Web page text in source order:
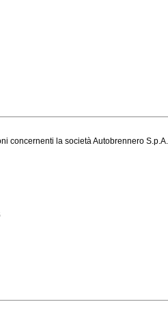
concernenti la società Autobrennero S.p.A.